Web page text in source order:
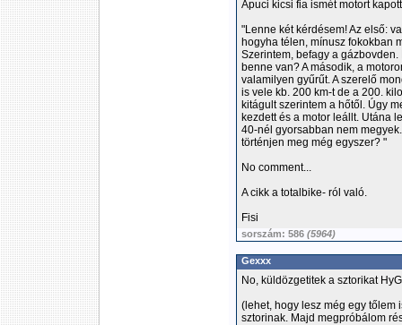
Apuci kicsi fia ismét motort
"Lenne két kérdésem! Az első:
hogyha télen, mínusz fokokban
Szerintem, befagy a
benne van? A második, a
valamilyen gyűrűt. A szerelő
is vele kb. 200 km-t de a 200.
kitágult szerintem a hőtől. Úgy
kezdett és a motor leállt. Utána
40-nél gyorsabban nem
történjen meg még egyszer? "
No comment...
A cikk a totalbike- ról való.
Fisi
sorszám: 586 (5964)
Gexxx
No, küldözgetitek a sztorikat
(lehet, hogy lesz még egy tőlem
sztorinak. Majd megpróbálom